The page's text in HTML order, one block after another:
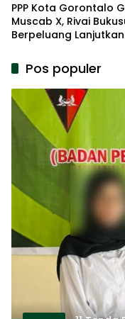
PPP Kota Gorontalo
Muscab X, Rivai
Berpeluang Lanjutkan
Pos populer